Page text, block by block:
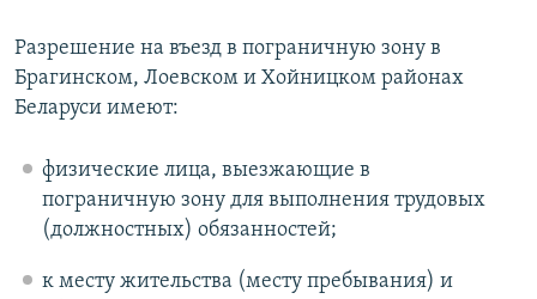
Разрешение на въезд в пограничную зону в
Брагинском, Лоевском и Хойницком районах
Беларуси имеют:
физические лица, выезжающие в
пограничную зону для выполнения трудовых
(должностных) обязанностей;
к месту жительства (месту пребывания) и